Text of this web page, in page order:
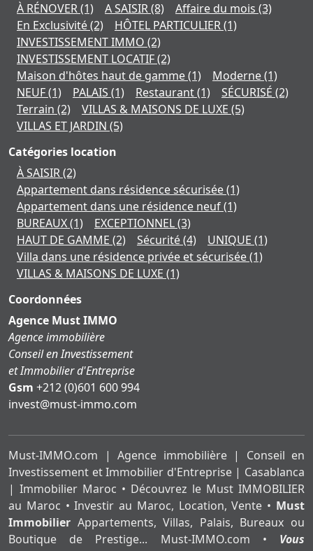
À RÉNOVER(1) A SAISIR(8) Affaire du mois (3)
En Exclusivité(2) HÔTEL PARTICULIER(1)
INVESTISSEMENT IMMO (2)
INVESTISSEMENT LOCATIF(2)
Maison d'hôtes haut de gamme(1) Moderne(1)
NEUF(1) PALAIS (1) Restaurant(1) SÉCURISÉ (2)
Terrain (2) VILLAS & MAISONS DE LUXE (5)
VILLAS ET JARDIN (5)
Catégories location
À SAISIR(2)
Appartement dans résidence sécurisée(1)
Appartement dans une résidence neuf(1)
BUREAUX(1) EXCEPTIONNEL(3)
HAUT DE GAMME (2) Sécurité(4) UNIQUE (1)
Villa dans une résidence privée et sécurisée(1)
VILLAS & MAISONS DE LUXE (1)
Coordonnées
Agence Must IMMO
Agence immobilière
Conseil en Investissement
et Immobilier d'Entreprise
Gsm +212 (0)601 600 994
moc.ommi-tsum@tsevni
Must-IMMO.com | Agence immobilière | Conseil en
Investissement et Immobilier d'Entreprise | Casablanca
| Immobilier Maroc • Découvrez le Must IMMOBILIER
au Maroc • Investir au Maroc, Location, Vente • Must
Immobilier Appartements, Villas, Palais, Bureaux ou
Boutique de Prestige... Must-IMMO.com • Vous